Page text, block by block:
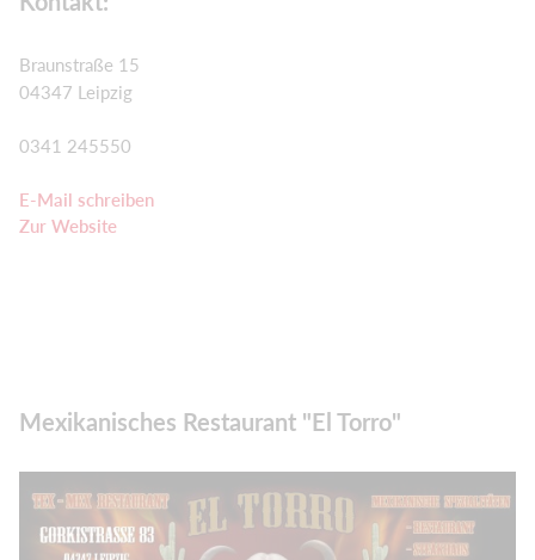
Braunstraße 15
04347 Leipzig
0341 245550
E-Mail schreiben
Zur Website
Mexikanisches Restaurant "El Torro"